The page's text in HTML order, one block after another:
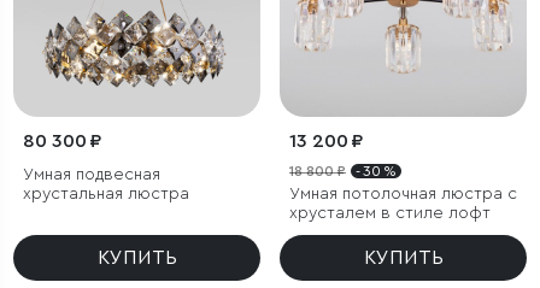
80 300 ₽
Умная подвесная
хрустальная люстра
КУПИТЬ
13 200 ₽
18 800 ₽ - 30 %
Умная потолочная люстра с
хрусталем в стиле лофт
КУПИТЬ